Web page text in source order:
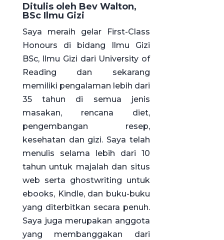
Ditulis oleh Bev Walton,
BSc Ilmu Gizi
Saya meraih gelar First-Class
Honours di bidang Ilmu Gizi
BSc, Ilmu Gizi dari University of
Reading dan sekarang
memiliki pengalaman lebih dari
35 tahun di semua jenis
masakan, rencana diet,
pengembangan resep,
kesehatan dan gizi. Saya telah
menulis selama lebih dari 10
tahun untuk majalah dan situs
web serta ghostwriting untuk
ebooks, Kindle, dan buku-buku
yang diterbitkan secara penuh.
Saya juga merupakan anggota
yang membanggakan dari